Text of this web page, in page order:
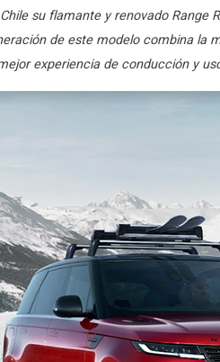
su flamante y renovado Range
de este modelo combina la
experiencia de conducción y